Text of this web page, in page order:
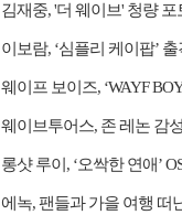
김재중, '더 웨이브' 청량
웨이브투어스, 존 레논 감성
롱샷 루이, ‘오싹한 연애’
에녹, 팬들과 가을 여행 떠